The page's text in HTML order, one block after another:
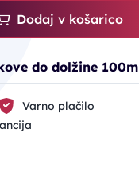
Dodaj v košarico
do dolžine 100m
Varno plačilo